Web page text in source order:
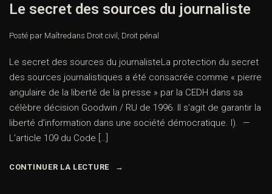
Le secret des sources du journaliste
Posté par Maîtredans Droit civil , Droit pénal
Le secret des sources du journalisteLa protection du secret
des sources journalistiques a été consacrée comme « pierre
angulaire de la liberté de la presse » par la CEDH dans sa
célèbre décision Goodwin / RU de 1996. Il s’agit de garantir la
liberté d’information dans une société démocratique. I). —
L’article 109 du Code […]
CONTINUER LA LECTURE